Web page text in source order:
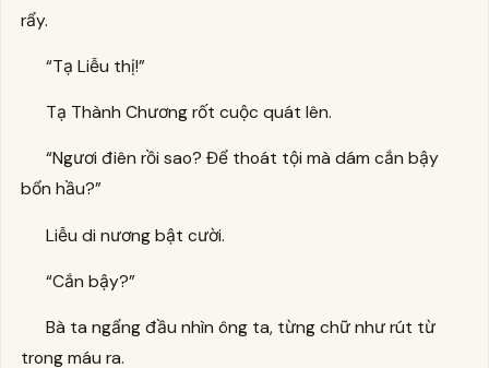
rẩy.
“Tạ Liễu thị!”
Tạ Thành Chương rốt cuộc quát lên.
“Ngươi điên rồi sao? Để thoát tội mà dám cắn bậy
bổn hầu?”
Liễu di nương bật cười.
“Cắn bậy?”
Bà ta ngẩng đầu nhìn ông ta, từng chữ như rút từ
trong máu ra.